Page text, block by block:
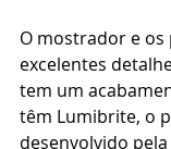
O mostrador e
excelentes
tem um
têm Lumibrite, o
desenvolvido